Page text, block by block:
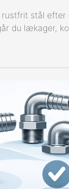
stål efter
du lækager,